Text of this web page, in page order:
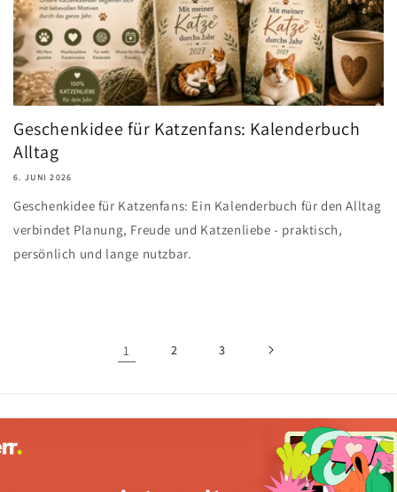
Geschenkidee für Katzenfans: Kalenderbuch
Alltag
6. JUNI 2026
Geschenkidee für Katzenfans: Ein Kalenderbuch für den Alltag
verbindet Planung, Freude und Katzenliebe - praktisch,
persönlich und lange nutzbar.
1 2 3